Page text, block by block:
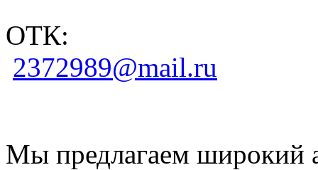
ОТК:
2372989@mail.ru
Мы предлагаем широкий